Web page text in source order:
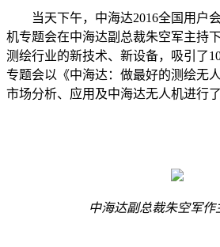
当天下午，中海达2016全国用
机专题会在中海达副总裁朱空军主持
测绘行业的新技术、新设备，吸引了
专题会以《中海达：做最好的测绘无
市场分析、应用及中海达无人机进行了
中海达副总裁朱空军作